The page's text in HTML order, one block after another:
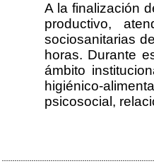
A la finalización
productivo,
sociosanitarias
horas. Durante
ámbito
higiénico-
psicosocial,